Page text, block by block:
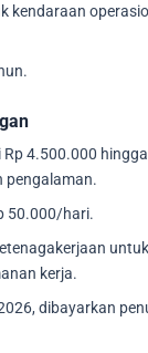
kendaraan
4.500.000
pengalaman.
50.000/hari.
kerja.
dibayarkan